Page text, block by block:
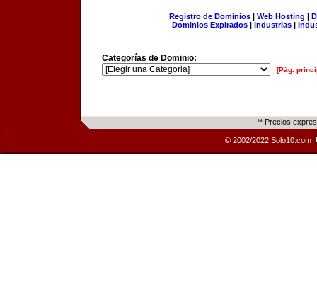
Registro de Dominios| Web Hosting |
Dominios Expirados | Industrias |
Categorías de Dominio:
[Pág.
** Precios
© 2002/2022 Solo10.com